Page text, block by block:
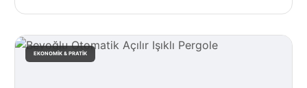
EKONOMIK & PRATIK